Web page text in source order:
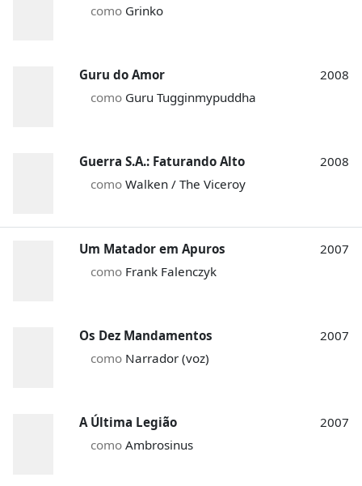
como Grinko
Guru do Amor
como Guru Tugginmypuddha
2008
Guerra S.A.: Faturando Alto
como Walken / The Viceroy
2008
Um Matador em Apuros
como Frank Falenczyk
2007
Os Dez Mandamentos
como Narrador (voz)
2007
A Última Legião
como Ambrosinus
2007